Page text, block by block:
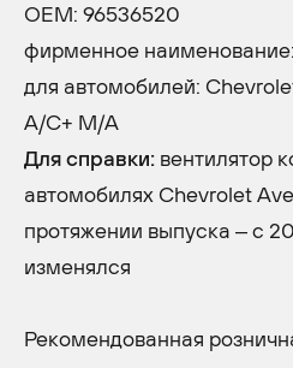
OEM: 96536520
фирменное
для автомобилей:
A/C+ M/A
Для справки: вентилятор
автомобилях Chevrolet
протяжении выпуска – с
изменялся
Рекомендованная